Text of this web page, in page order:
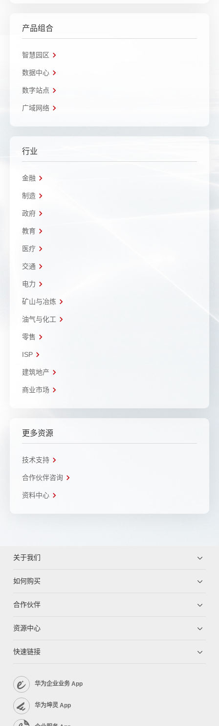
产品组合
智慧园区
数据中心
数字站点
广域网络
行业
金融
制造
政府
教育
医疗
交通
电力
矿山与冶炼
油气与化工
零售
ISP
建筑地产
商业市场
更多资源
技术支持
合作伙伴咨询
资料中心
关于我们
如何购买
合作伙伴
资源中心
快速链接
华为企业业务 App
华为坤灵 App